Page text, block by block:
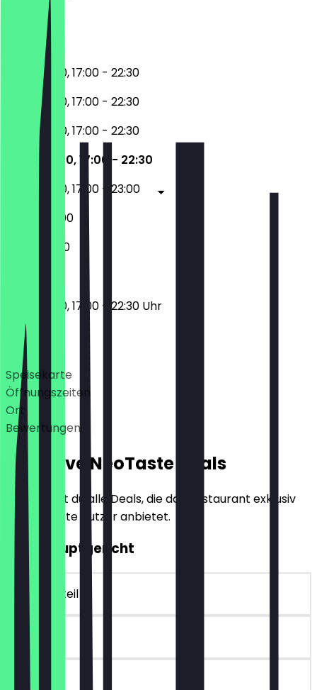
Samstag
Sonntag
11:30 - 15:00, 17:00 - 22:30
11:30 - 15:00, 17:00 - 22:30
11:30 - 15:00, 17:00 - 22:30
11:30 - 15:00, 17:00 - 22:30
11:30 - 15:00, 17:00 - 23:00
16:00 - 23:00
16:00 - 21:30
11:30 - 15:00, 17:00 - 22:30 Uhr
Deals
Speisekarte
Öffnungszeiten
Ort
Bewertungen
Exklusive NeoTaste Deals
Hier findest du alle Deals, die das Restaurant exklusiv
für NeoTaste Nutzer anbietet.
2für1 Hauptgericht
~36 € Vorteil
30 Tage
vor Ort